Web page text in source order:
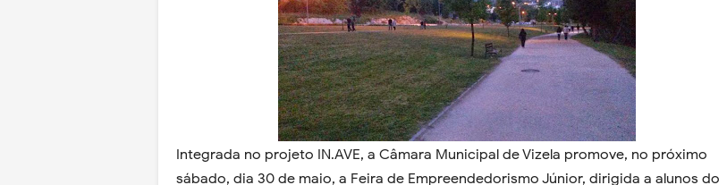
Integrada no projeto IN.AVE, a Câmara Municipal de Vizela promove, no próximo
sábado, dia 30 de maio, a Feira de Empreendedorismo Júnior, dirigida a alunos do